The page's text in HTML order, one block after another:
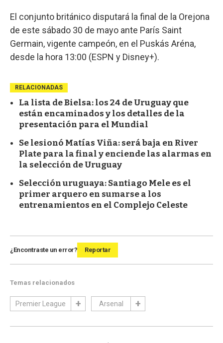
El conjunto británico disputará la final de la Orejona
de este sábado 30 de mayo ante París Saint
Germain, vigente campeón, en el Puskás Aréna,
desde la hora 13:00 (ESPN y Disney+).
RELACIONADAS
La lista de Bielsa: los 24 de Uruguay que
están encaminados y los detalles de la
presentación para el Mundial
Se lesionó Matías Viña: será baja en River
Plate para la final y enciende las alarmas en
la selección de Uruguay
Selección uruguaya: Santiago Mele es el
primer arquero en sumarse a los
entrenamientos en el Complejo Celeste
¿Encontraste un error? Reportar
Temas relacionados
Premier League Arsenal